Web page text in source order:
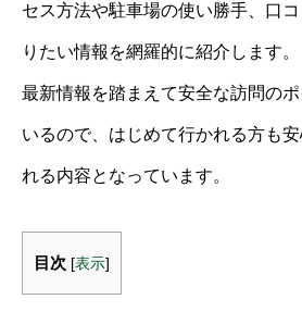
セス方法や駐車場の使い勝手、口
りたい情報を網羅的に紹介します。
最新情報を踏まえて安全な訪問の
いるので、はじめて行かれる方も
れる内容となっています。
目次 [表示]